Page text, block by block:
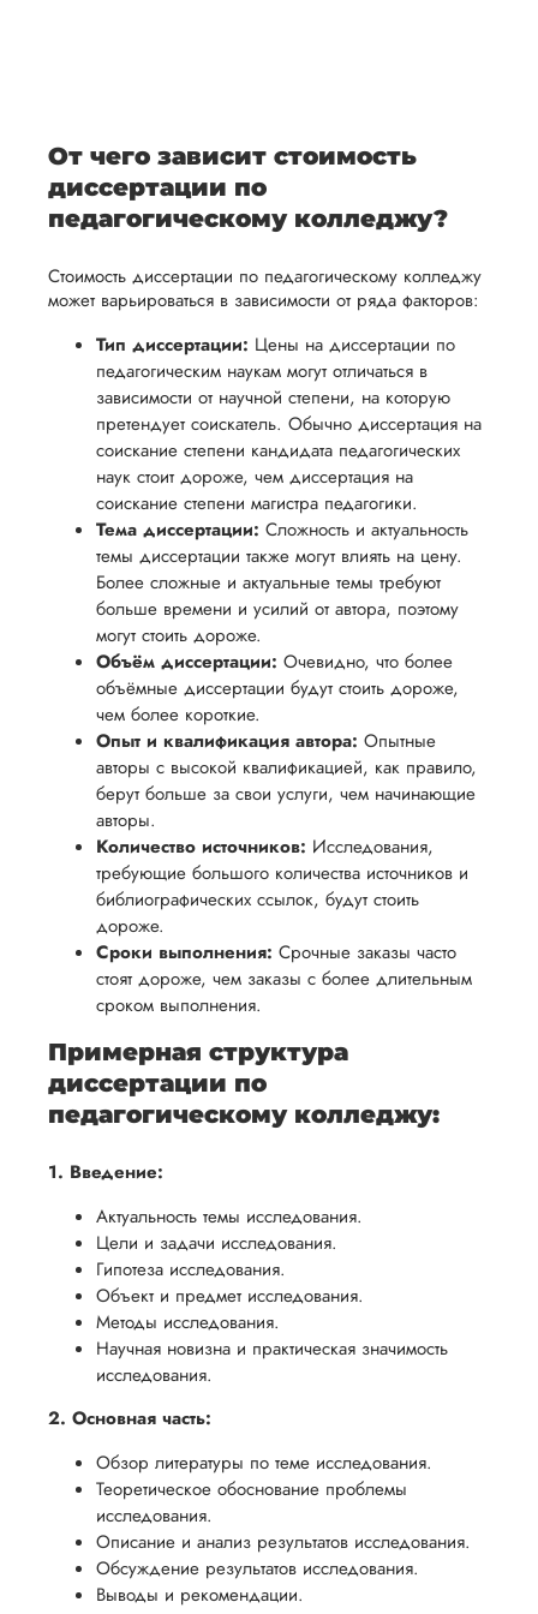
темы.
готовы
предоставить
помощь
подготовке
презентации
и речи
перед
защитой.
Наша
цель -
обеспечить
вам
уверенность
в своей
работе и
помочь
вам
успешно
пройти
процесс
защиты
научной
работы.
и
проведения
проверки
работы,
установленная
сумма
будет
возвращена
заказчику.
стремимся
осуществлять
процесс
возврата
способом,
удобным
для вас,
разумные
сроки
после
утверждения
запроса
возврат.
работы. В
начале
сотрудничества
мы
обсудим
договоримся
о сроках
выполнения,
чтобы
учесть
все
аспекты
написания
работы.
От чего зависит стоимость
диссертации по
педагогическому колледжу?
Стоимость диссертации по педагогическому колледжу
может варьироваться в зависимости от ряда факторов:
Тип диссертации: Цены на диссертации по
педагогическим наукам могут отличаться в
зависимости от научной степени, на которую
претендует соискатель. Обычно диссертация на
соискание степени кандидата педагогических
наук стоит дороже, чем диссертация на
соискание степени магистра педагогики.
Тема диссертации: Сложность и актуальность
темы диссертации также могут влиять на цену.
Более сложные и актуальные темы требуют
больше времени и усилий от автора, поэтому
могут стоить дороже.
Объём диссертации: Очевидно, что более
объёмные диссертации будут стоить дороже,
чем более короткие.
Опыт и квалификация автора: Опытные
авторы с высокой квалификацией, как правило,
берут больше за свои услуги, чем начинающие
авторы.
Количество источников: Исследования,
требующие большого количества источников и
библиографических ссылок, будут стоить
дороже.
Сроки выполнения: Срочные заказы часто
стоят дороже, чем заказы с более длительным
сроком выполнения.
Примерная структура
диссертации по
педагогическому колледжу:
1. Введение:
Актуальность темы исследования.
Цели и задачи исследования.
Гипотеза исследования.
Объект и предмет исследования.
Методы исследования.
Научная новизна и практическая значимость
исследования.
2. Основная часть:
Обзор литературы по теме исследования.
Теоретическое обоснование проблемы
исследования.
Описание и анализ результатов исследования.
Обсуждение результатов исследования.
Выводы и рекомендации.